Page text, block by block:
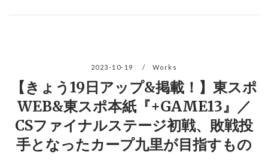
2023-10-19 Works
【きょう19日アップ&掲載！】東スポ
WEB&東スポ本紙『+GAME13』／
CSファイナルステージ初戦、敗戦投
手となったカープ九里が目指すもの